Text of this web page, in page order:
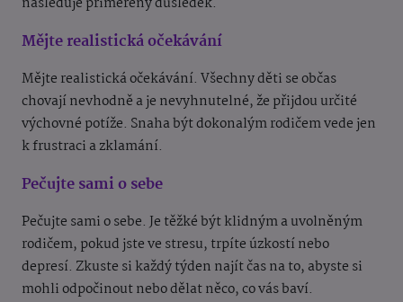
Mějte realistická očekávání
Mějte realistická očekávání. Všechny děti se občas
chovají nevhodně a je nevyhnutelné, že přijdou určité
výchovné potíže. Snaha být dokonalým rodičem vede jen
k frustraci a zklamání.
Pečujte sami o sebe
Pečujte sami o sebe. Je těžké být klidným a uvolněným
rodičem, pokud jste ve stresu, trpíte úzkostí nebo
depresí. Zkuste si každý týden najít čas na to, abyste si
mohli odpočinout nebo dělat něco, co vás baví.